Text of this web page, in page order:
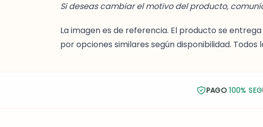
Si deseas cambiar el motivo del producto,
La imagen es de referencia. El producto se
por opciones similares según disponibilidad.
PAGO100%